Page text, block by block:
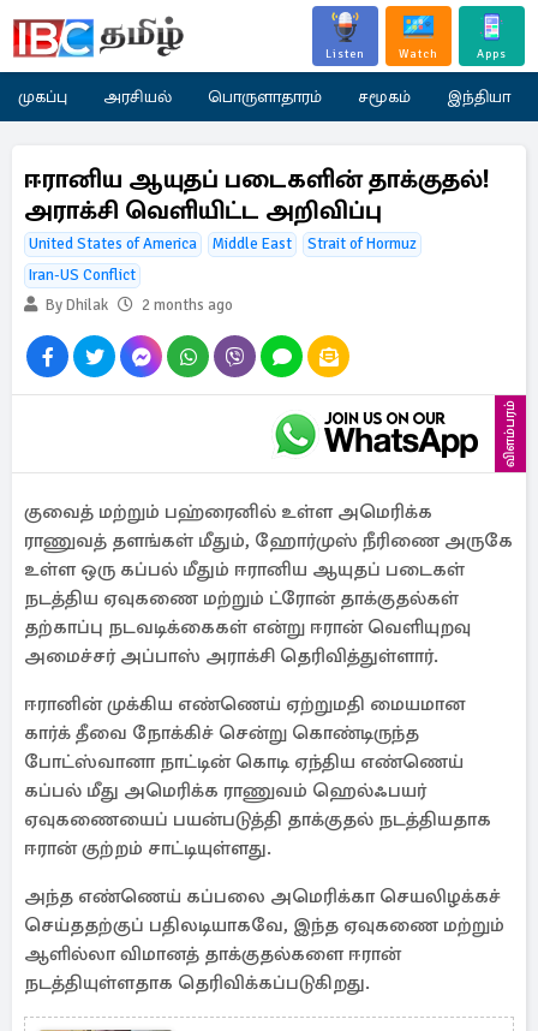
Listen Watch Apps
முகப்பு அரசியல் பொருளாதாரம் சமூகம் இந்தியா
ஈரானிய ஆயுதப் படைகளின் தாக்குதல்!
அராக்சி வெளியிட்ட அறிவிப்பு
United States of America Middle East
Strait of Hormuz
Iran-US Conflict
By Dhilak
2 months ago
விளம்பரம்
குவைத் மற்றும் பஹ்ரைனில் உள்ள அமெரிக்க
ராணுவத் தளங்கள் மீதும், ஹோர்முஸ் நீரிணை அருகே
உள்ள ஒரு கப்பல் மீதும் ஈரானிய ஆயுதப் படைகள்
நடத்திய ஏவுகணை மற்றும் ட்ரோன் தாக்குதல்கள்
தற்காப்பு நடவடிக்கைகள் என்று ஈரான் வெளியுறவு
அமைச்சர் அப்பாஸ் அராக்சி தெரிவித்துள்ளார்.
ஈரானின் முக்கிய எண்ணெய் ஏற்றுமதி மையமான
கார்க் தீவை நோக்கிச் சென்று கொண்டிருந்த
போட்ஸ்வானா நாட்டின் கொடி ஏந்திய எண்ணெய்
கப்பல் மீது அமெரிக்க ராணுவம் ஹெல்ஃபயர்
ஏவுகணையைப் பயன்படுத்தி தாக்குதல் நடத்தியதாக
ஈரான் குற்றம் சாட்டியுள்ளது.
அந்த எண்ணெய் கப்பலை அமெரிக்கா செயலிழக்கச்
செய்ததற்குப் பதிலடியாகவே, இந்த ஏவுகணை மற்றும்
ஆளில்லா விமானத் தாக்குதல்களை ஈரான்
நடத்தியுள்ளதாக தெரிவிக்கப்படுகிறது.